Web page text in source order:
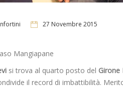
27 Novembre 2015
Mangiapane
si trova al quarto posto del Girone
il record di imbattibilità.